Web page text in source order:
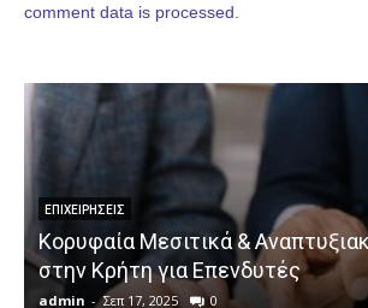
comment data is processed.
ΕΠΙΧΕΙΡΉΣΕΙΣ
Κορυφαία Μεσιτικά &
στην Κρήτη για Επενδυτές
admin - Σεπ 17, 2025 0